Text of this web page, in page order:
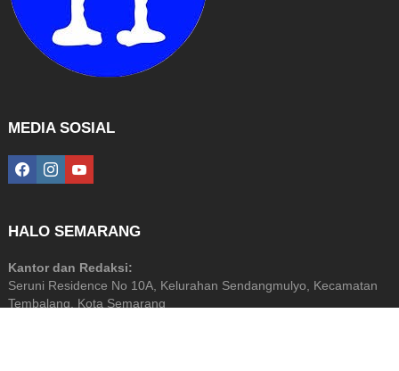
MEDIA SOSIAL
facebookinstagramyoutube
HALO SEMARANG
Kantor dan Redaksi:
Seruni Residence No 10A, Kelurahan Sendangmulyo, Kecamatan
Tembalang, Kota Semarang